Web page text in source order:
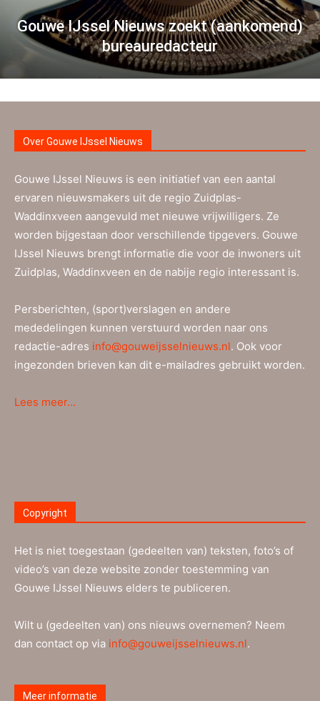
Gouwe IJssel Nieuws zoekt (aankomend)
bureauredacteur
Over Gouwe IJssel Nieuws
Gouwe IJssel Nieuws is een initiatief van een aantal
ervaren nieuwsmakers uit de regio Zuidplas-
Waddinxveen aangevuld met nieuwe vrijwilligers. Ze
worden bijgestaan door verschillende tipgevers. Gouwe
IJssel Nieuws brengt informatie die voor de inwoners uit
Zuidplas, Waddinxveen en de nabije regio interessant is.
Persberichten, (sport)verslagen en andere
mededelingen kunnen verstuurd worden naar ons
redactie-adres info@gouweijsselnieuws.nl. Ook voor
ingezonden brieven kan dit e-mailadres gebruikt worden.
Lees meer…
Copyright
Het is niet toegestaan (gedeelten van) teksten, foto’s of
video’s van deze website zonder toestemming van
Gouwe IJssel Nieuws elders te publiceren.
Wilt u (gedeelten van) ons nieuws overnemen? Neem
dan contact op via info@gouweijsselnieuws.nl.
Meer informatie